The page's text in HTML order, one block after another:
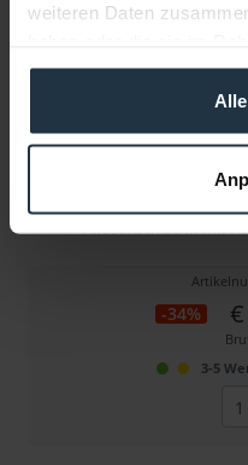
weiteren Daten
gesammelt haben.
On Set
Akustikschlauch mit
-34%
3-5